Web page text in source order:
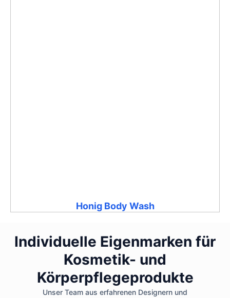
Honig Body Wash
Individuelle Eigenmarken für
Kosmetik- und
Körperpflegeprodukte
Unser Team aus erfahrenen Designern und